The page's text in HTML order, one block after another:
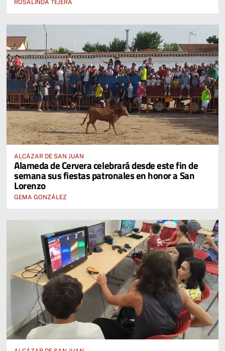
ROSALINDA TEJERA
ALCÁZAR DE SAN JUAN
Alameda de Cervera celebrará desde este fin de
semana sus fiestas patronales en honor a San
Lorenzo
GEMA GONZÁLEZ